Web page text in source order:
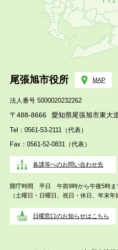
尾張旭市役所 MAP
法人番号 5000020232262
〒488-8666 愛知県尾張旭市東大
Tel：0561-53-2111（代表）
Fax：0561-52-0831（代表）
各課等へのお問い合わせ先
開庁時間 平日 午前9時から午後5時ま
（土曜日・日曜日、祝日・休日、年末年
日曜窓口のお知らせはこちら